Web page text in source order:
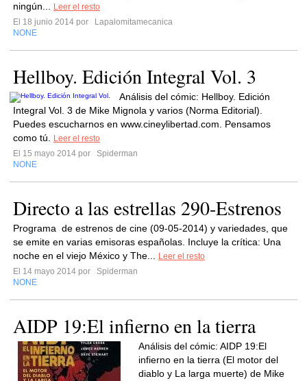
ningún...
Leer el resto
El 18 junio 2014 por
Lapalomitamecanica
NONE
Hellboy. Edición Integral Vol. 3
Análisis del cómic: Hellboy. Edición
Integral Vol. 3 de Mike Mignola y varios (Norma Editorial).
Puedes escucharnos en www.cineylibertad.com. Pensamos
como tú.
Leer el resto
El 15 mayo 2014 por
Spiderman
NONE
Directo a las estrellas 290-Estrenos
Programa de estrenos de cine (09-05-2014) y variedades, que
se emite en varias emisoras españolas. Incluye la crítica: Una
noche en el viejo México y The...
Leer el resto
El 14 mayo 2014 por
Spiderman
NONE
AIDP 19:El infierno en la tierra
Análisis del cómic: AIDP 19:El
infierno en la tierra (El motor del
diablo y La larga muerte) de Mike